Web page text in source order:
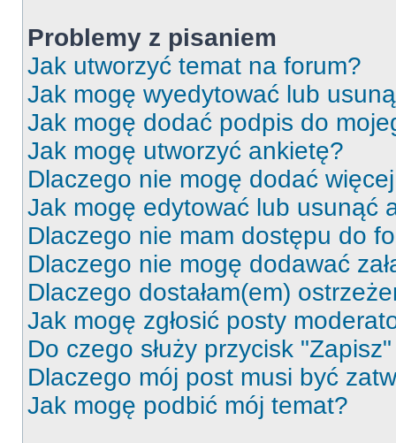
Problemy z pisaniem
Jak utworzyć temat na forum?
Jak mogę wyedytować lub
Jak mogę dodać podpis do
Jak mogę utworzyć ankietę?
Dlaczego nie mogę dodać
Jak mogę edytować lub usunąć
Dlaczego nie mam dostępu do
Dlaczego nie mogę dodawać
Dlaczego dostałam(em)
Jak mogę zgłosić posty
Do czego służy przycisk
Dlaczego mój post musi być
Jak mogę podbić mój temat?